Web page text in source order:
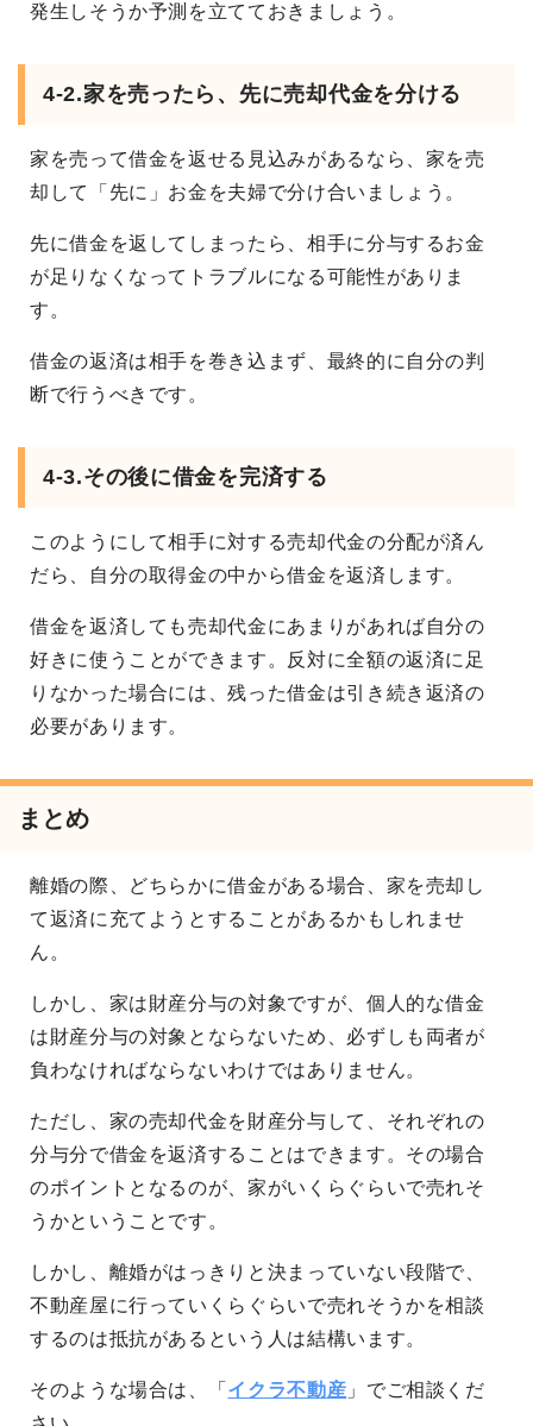
発生しそうか予測を立てておきましょう。
4-2.家を売ったら、先に売却代金を分ける
家を売って借金を返せる見込みがあるなら、家を売
却して「先に」お金を夫婦で分け合いましょう。
先に借金を返してしまったら、相手に分与するお金
が足りなくなってトラブルになる可能性がありま
す。
借金の返済は相手を巻き込まず、最終的に自分の判
断で行うべきです。
4-3.その後に借金を完済する
このようにして相手に対する売却代金の分配が済ん
だら、自分の取得金の中から借金を返済します。
借金を返済しても売却代金にあまりがあれば自分の
好きに使うことができます。反対に全額の返済に足
りなかった場合には、残った借金は引き続き返済の
必要があります。
まとめ
離婚の際、どちらかに借金がある場合、家を売却し
て返済に充てようとすることがあるかもしれませ
ん。
しかし、家は財産分与の対象ですが、個人的な借金
は財産分与の対象とならないため、必ずしも両者が
負わなければならないわけではありません。
ただし、家の売却代金を財産分与して、それぞれの
分与分で借金を返済することはできます。その場合
のポイントとなるのが、家がいくらぐらいで売れそ
うかということです。
しかし、離婚がはっきりと決まっていない段階で、
不動産屋に行っていくらぐらいで売れそうかを相談
するのは抵抗があるという人は結構います。
そのような場合は、「 イクラ不動産 」でご相談くだ